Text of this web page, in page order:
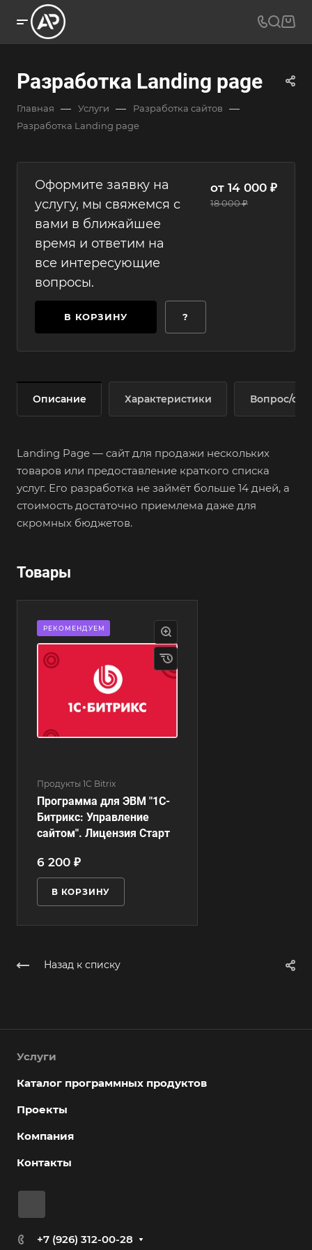
Разработка Landing page
Главная — Услуги — Разработка сайтов —
Разработка Landing page
Оформите заявку на
услугу, мы свяжемся с
вами в ближайшее
время и ответим на
все интересующие
вопросы.
от 14 000 ₽
18 000 ₽
В КОРЗИНУ ?
Описание Характеристики Вопрос/
Landing Page — сайт для продажи нескольких
товаров или предоставление краткого списка
услуг. Его разработка не займёт больше 14 дней, а
стоимость достаточно приемлема даже для
скромных бюджетов.
Товары
РЕКОМЕНДУЕМ
Продукты 1С Bitrix
Программа для ЭВМ "1С-
Битрикс: Управление
сайтом". Лицензия Старт
6 200 ₽
В КОРЗИНУ
Назад к списку
Услуги
Каталог программных продуктов
Проекты
Компания
Контакты
+7 (926) 312-00-28